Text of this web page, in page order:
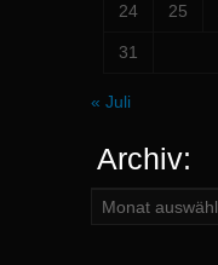
24 25
31
« Juli
Archiv:
Archiv: